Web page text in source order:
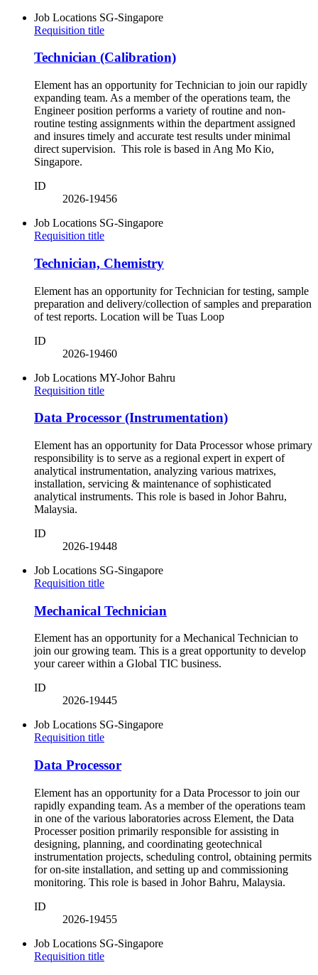
Job Locations SG-Singapore
Requisition title
Technician (Calibration)
Element has an opportunity for Technician to join our rapidly
expanding team. As a member of the operations team, the
Engineer position performs a variety of routine and non-
routine testing assignments within the department assigned
and insures timely and accurate test results under minimal
direct supervision. This role is based in Ang Mo Kio,
Singapore.
ID
2026-19456
Job Locations SG-Singapore
Requisition title
Technician, Chemistry
Element has an opportunity for Technician for testing, sample
preparation and delivery/collection of samples and preparation
of test reports. Location will be Tuas Loop
ID
2026-19460
Job Locations MY-Johor Bahru
Requisition title
Data Processor (Instrumentation)
Element has an opportunity for Data Processor whose primary
responsibility is to serve as a regional expert in expert of
analytical instrumentation, analyzing various matrixes,
installation, servicing & maintenance of sophisticated
analytical instruments. This role is based in Johor Bahru,
Malaysia.
ID
2026-19448
Job Locations SG-Singapore
Requisition title
Mechanical Technician
Element has an opportunity for a Mechanical Technician to
join our growing team. This is a great opportunity to develop
your career within a Global TIC business.
ID
2026-19445
Job Locations SG-Singapore
Requisition title
Data Processor
Element has an opportunity for a Data Processor to join our
rapidly expanding team. As a member of the operations team
in one of the various laboratories across Element, the Data
Processer position primarily responsible for assisting in
designing, planning, and coordinating geotechnical
instrumentation projects, scheduling control, obtaining permits
for on-site installation, and setting up and commissioning
monitoring. This role is based in Johor Bahru, Malaysia.
ID
2026-19455
Job Locations SG-Singapore
Requisition title